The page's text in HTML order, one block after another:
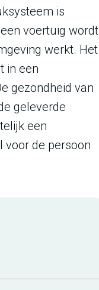
is
voertuig wordt
werkt. Het
in een
gezondheid van
geleverde
een
voor de persoon